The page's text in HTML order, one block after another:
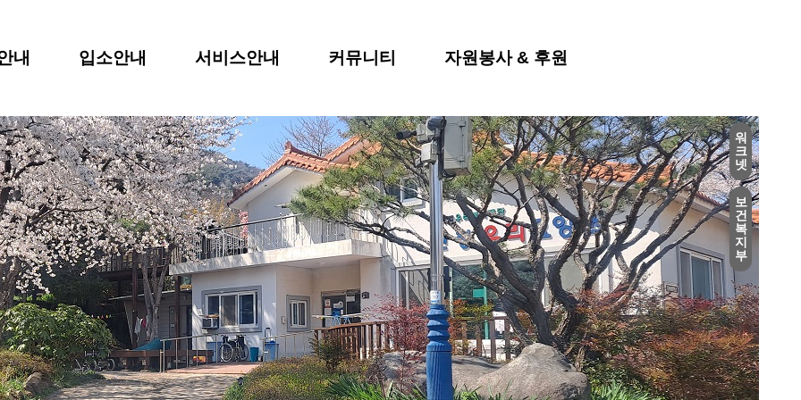
내 입소안내 서비스안내 커뮤니티 자원봉사 & 후원
워
크
넷
보
건
복
지
부